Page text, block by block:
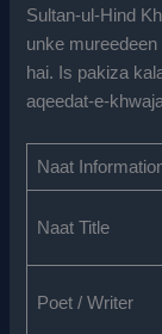
Sultan-ul-Hind
unke
hai. Is pakiza
aqeedat-e-
Naat
Naat Title
Poet / Writer